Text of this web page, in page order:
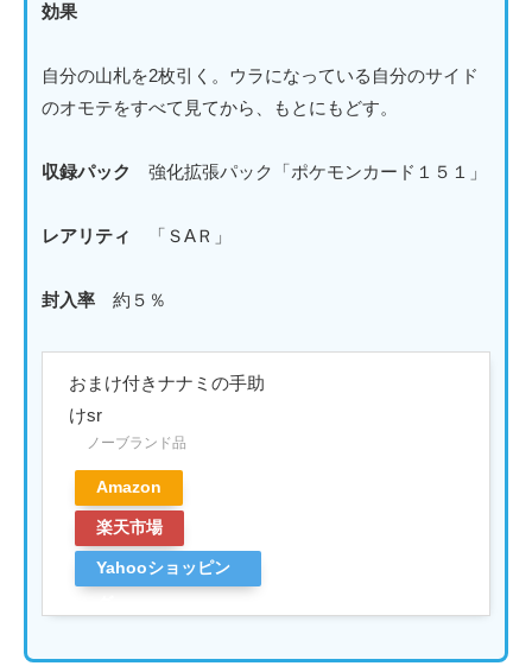
効果
自分の山札を2枚引く。ウラになっている自分のサイド
のオモテをすべて見てから、もとにもどす。
収録パック 強化拡張パック「ポケモンカード１５１」
レアリティ 「ＳAＲ」
封入率 約５％
おまけ付きナナミの手助
けsr
ノーブランド品
Amazon
楽天市場
Yahooショッピン